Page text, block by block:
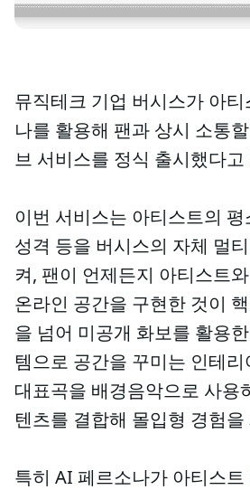
뮤직테크 기업 버시스가 아
나를 활용해 팬과 상시 소통
브 서비스를 정식 출시했다
이번 서비스는 아티스트의 평
성격 등을 버시스의 자체 멀
켜, 팬이 언제든지 아티스트
온라인 공간을 구현한 것이
을 넘어 미공개 화보를 활용
템으로 공간을 꾸미는 인테
대표곡을 배경음악으로 사용
텐츠를 결합해 몰입형 경험
특히 AI 페르소나가 아티스